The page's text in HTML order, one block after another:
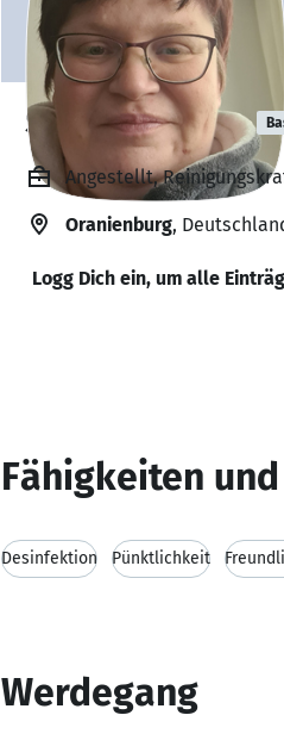
Stefanie Klahn
Angestellt,
Oranienburg,
Logg Dich ein, um alle
Fähigkeiten
Desinfektion Pünktlichkeit
Werdegang